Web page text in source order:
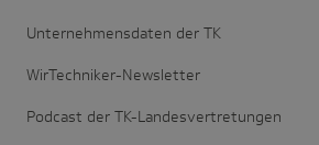
Unternehmensdaten der TK
WirTechniker-Newsletter
Podcast der TK-Landesvertretungen